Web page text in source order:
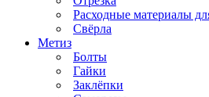
Расходные материалы
Свёрла
Метиз
Болты
Гайки
Заклёпки